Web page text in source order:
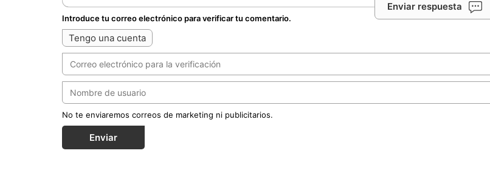
Enviar respuesta
Introduce tu correo electrónico para verificar tu comentario.
Tengo una cuenta
No te enviaremos correos de marketing ni publicitarios.
Enviar